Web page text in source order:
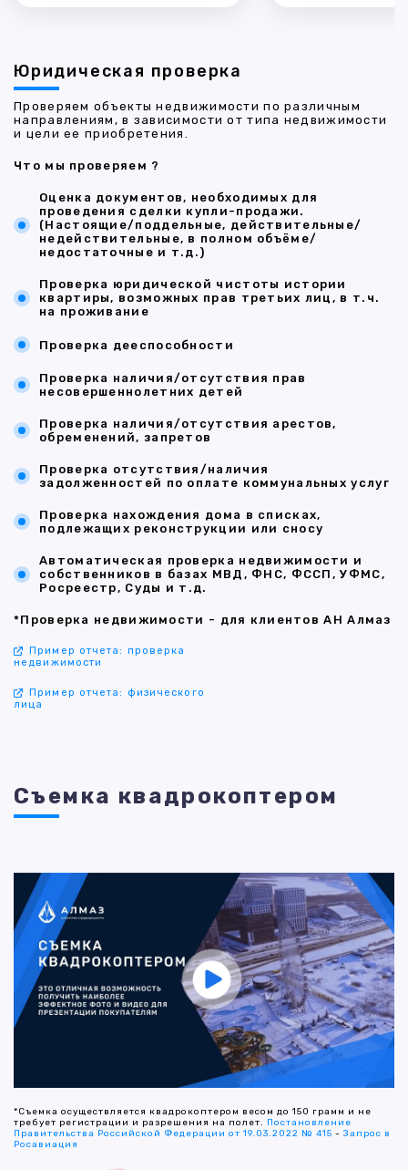
Юридическая проверка
Проверяем объекты недвижимости по различным
направлениям, в зависимости от типа недвижимости
и цели ее приобретения.
Что мы проверяем ?
Оценка документов, необходимых для
проведения сделки купли-продажи.
(Настоящие/поддельные, действительные/
недействительные, в полном объёме/
недостаточные и т.д.)
Проверка юридической чистоты истории
квартиры, возможных прав третьих лиц, в т.ч.
на проживание
Проверка дееспособности
Проверка наличия/отсутствия прав
несовершеннолетних детей
Проверка наличия/отсутствия арестов,
обременений, запретов
Проверка отсутствия/наличия
задолженностей по оплате коммунальных услуг
Проверка нахождения дома в списках,
подлежащих реконструкции или сносу
Автоматическая проверка недвижимости и
собственников в базах МВД, ФНС, ФССП, УФМС,
Росреестр, Суды и т.д.
*Проверка недвижимости - для клиентов АН Алмаз
Пример отчета: проверка
недвижимости
Пример отчета: физического
лица
Съемка квадрокоптером
*Съемка осуществляется квадрокоптером весом до 150 грамм и не
требует регистрации и разрешения на полет. Постановление
Правительства Российской Федерации от 19.03.2022 № 415 -Запрос в
Росавиация